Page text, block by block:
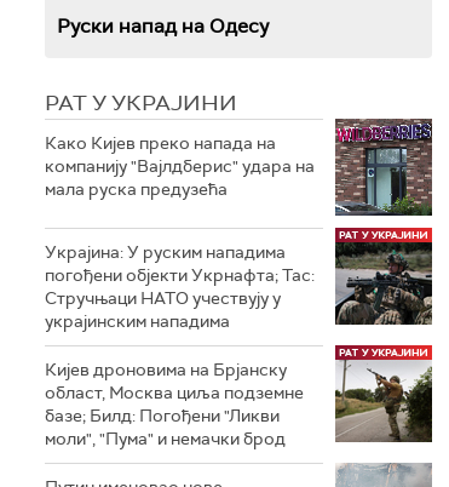
Руски напад на Одесу
РАТ У УКРАЈИНИ
Како Кијев преко напада на
компанију "Вајлдберис" удара на
мала руска предузећа
Украјина: У руским нападима
погођени објекти Укрнафта; Тас:
Стручњаци НАТО учествују у
украјинским нападима
Кијев дроновима на Брјанску
област, Москва циља подземне
базе; Билд: Погођени "Ликви
моли", "Пума" и немачки брод